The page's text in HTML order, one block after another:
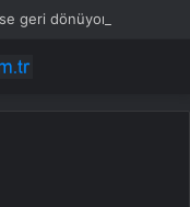
geri dönüyor